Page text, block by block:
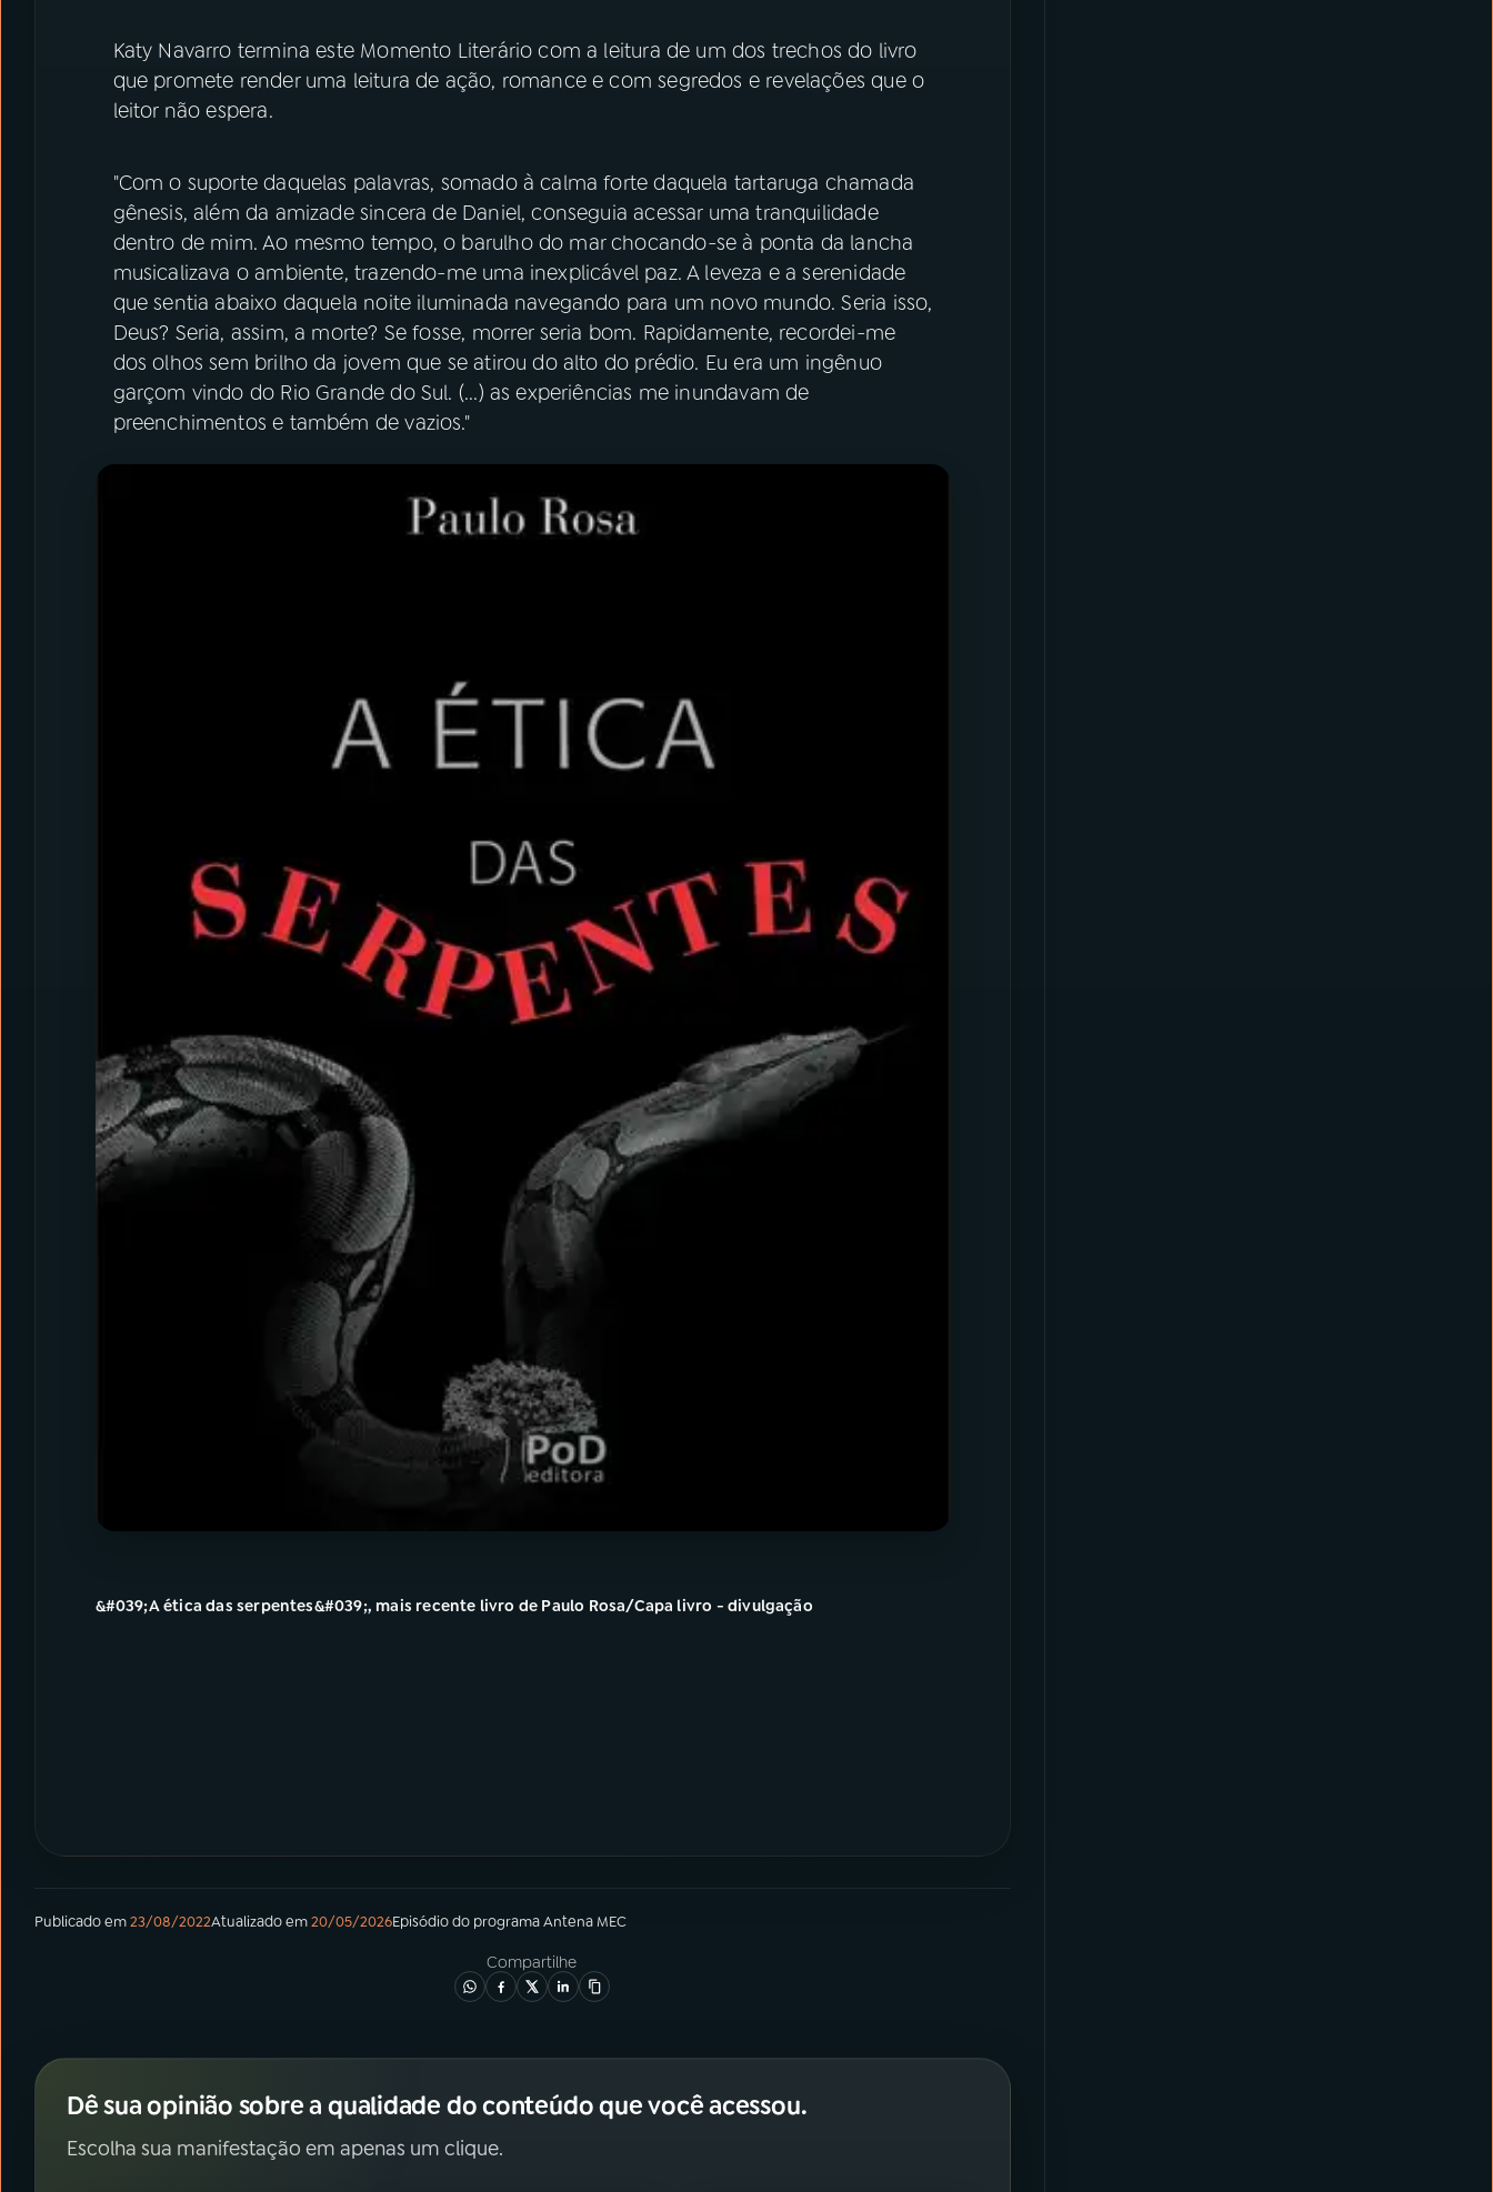
Katy Navarro termina este Momento Literário com a leitura de um dos trechos do livro
que promete render uma leitura de ação, romance e com segredos e revelações que o
leitor não espera.
"Com o suporte daquelas palavras, somado à calma forte daquela tartaruga chamada
gênesis, além da amizade sincera de Daniel, conseguia acessar uma tranquilidade
dentro de mim. Ao mesmo tempo, o barulho do mar chocando-se à ponta da lancha
musicalizava o ambiente, trazendo-me uma inexplicável paz. A leveza e a serenidade
que sentia abaixo daquela noite iluminada navegando para um novo mundo. Seria isso,
Deus? Seria, assim, a morte? Se fosse, morrer seria bom. Rapidamente, recordei-me
dos olhos sem brilho da jovem que se atirou do alto do prédio. Eu era um ingênuo
garçom vindo do Rio Grande do Sul. (...) as experiências me inundavam de
preenchimentos e também de vazios."
&#039;A ética das serpentes&#039;, mais recente livro de Paulo Rosa/Capa livro - divulgação
Publicado em23/08/2022Atualizado em20/05/2026Episódiodo programaAntena MEC
Compartilhe
Dê sua opinião sobre a qualidade do conteúdo que você acessou.
Escolha sua manifestação em apenas um clique.